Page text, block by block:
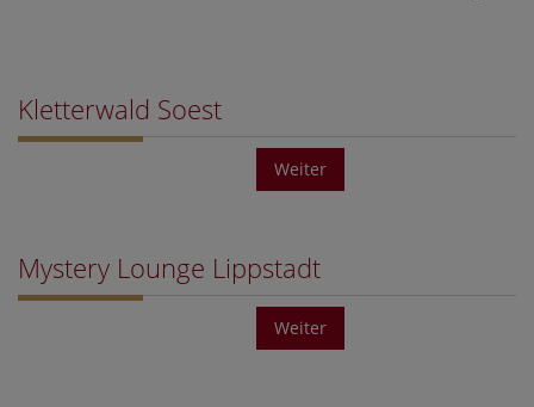
Kletterwald Soest
Weiter
Mystery Lounge Lippstadt
Weiter